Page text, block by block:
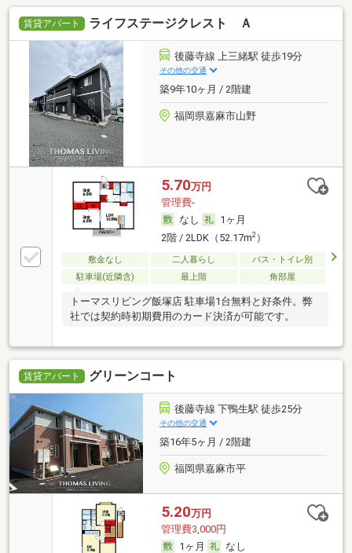
賃貸アパート ライフステージクレスト Ａ
後藤寺線 上三緒駅 徒歩19分
その他の交通
築9年10ヶ月 / 2階建
福岡県嘉麻市山野
5.70万円
管理費-
なし
1ヶ月
2階 / 2LDK（52.17m2）
敷金なし 二人暮らし
バス・トイレ別
駐車場(近隣含)
最上階 角部屋
トーマスリビング飯塚店 駐車場1台無料と好条件。弊
社では契約時初期費用のカード決済が可能です。
賃貸アパート グリーンコート
後藤寺線 下鴨生駅 徒歩25分
その他の交通
築16年5ヶ月 / 2階建
福岡県嘉麻市平
5.20万円
管理費3,000円
1ヶ月
なし